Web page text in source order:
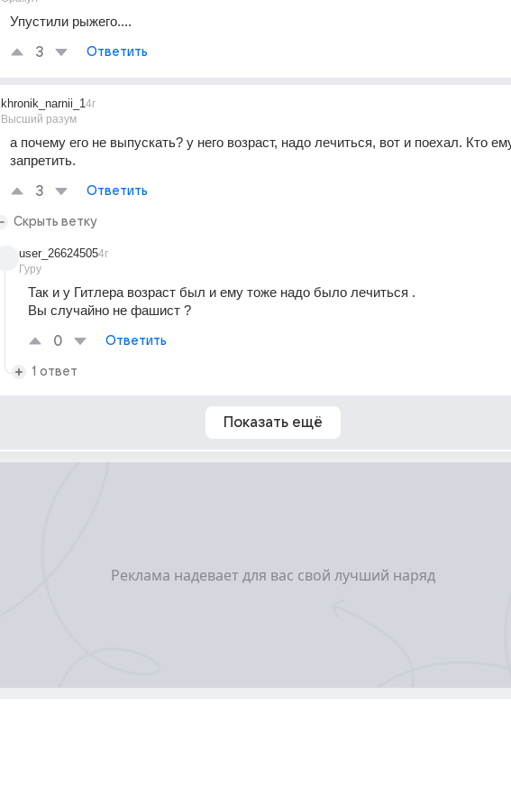
Упустили рыжего....
3 Ответить
khronik_narnii_1
Высший разум
4г
а почему его не выпускать? у него возраст, надо лечиться, вот и поехал. Кто
запретить.
3 Ответить
Скрыть ветку
user_26624505
Гуру
4г
Так и у Гитлера возраст был и ему тоже надо было лечиться .
Вы случайно не фашист ?
0 Ответить
1 ответ
Показать ещё